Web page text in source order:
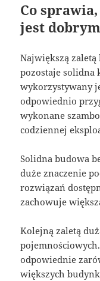
Co
jest
Największą
pozostaje
wykorzystywany
odpowiednio
wykonane
codziennej
Solidna budowa
duże znaczenie
rozwiązań
zachowuje
Kolejną zaletą
odpowiednie
większych